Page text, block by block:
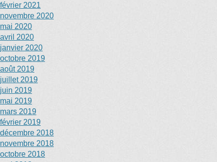
février 2021
novembre 2020
mai 2020
avril 2020
janvier 2020
octobre 2019
août 2019
juillet 2019
juin 2019
mai 2019
mars 2019
février 2019
décembre 2018
novembre 2018
octobre 2018